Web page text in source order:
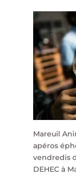
Mareuil
apéros
vendredis
DEHEC à